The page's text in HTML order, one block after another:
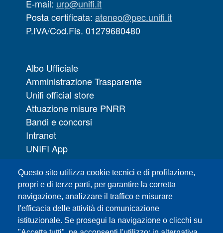
Questo sito utilizza cookie tecnici e di profilazione,
propri e di terze parti, per garantire la corretta
navigazione, analizzare il traffico e misurare
l'efficacia delle attività di comunicazione
istituzionale. Se prosegui la navigazione o clicchi su
E-mail: urp@unifi.it
Posta certificata: ateneo@pec.unifi.it
P.IVA/Cod.Fis. 01279680480
Albo Ufficiale
Amministrazione Trasparente
Unifi official store
Attuazione misure PNRR
Bandi e concorsi
Intranet
UNIFI App
URP | Ufficio Relazioni con il Pubblico
Sedi
Mappa del sito